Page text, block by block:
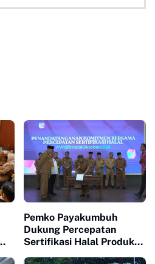
Pemko Payakumbuh
Dukung Percepatan
Sertifikasi Halal Produk